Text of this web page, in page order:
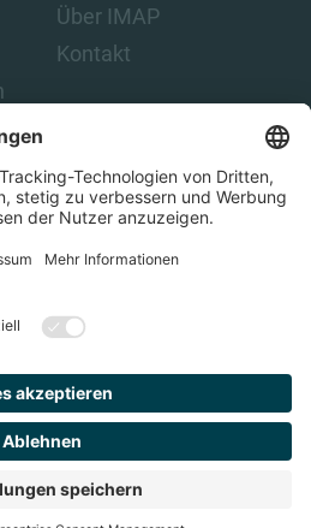
Über IMAP
Kontakt
rechtlichen Hinweisen
E-Mails von IMAP zu